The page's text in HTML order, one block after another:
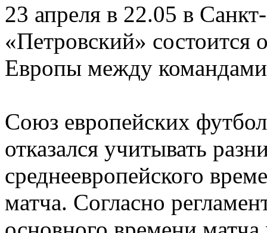
23 апреля в 22.05 в
«Петровский»
Европы между
Союз европейских
отказался учитывать
среднеевропейского
матча. Согласно